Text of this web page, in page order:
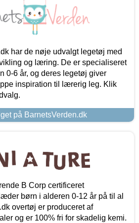
har de nøje udvalgt legetøj med
og læring. De er specialiseret
0-6 år, og deres legetøj giver
inspiration til lærerig leg. Klik
på BarnetsVerden.dk
B Corp certificeret
børn i alderen 0-12 år på til al
overtøj er produceret af
og er 100% fri for skadelig kemi.